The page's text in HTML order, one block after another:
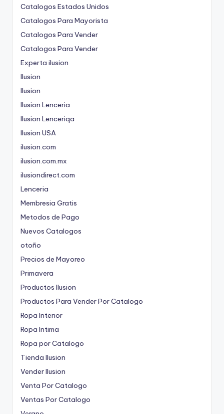
Catalogos Estados Unidos
Catalogos Para Mayorista
Catalogos Para Vender
Catalogos Para Vender
Experta ilusion
Ilusion
Ilusion
Ilusion Lenceria
Ilusion Lenceriqa
Ilusion USA
ilusion.com
ilusion.com.mx
ilusiondirect.com
Lenceria
Membresia Gratis
Metodos de Pago
Nuevos Catalogos
otoño
Precios de Mayoreo
Primavera
Productos Ilusion
Productos Para Vender Por Catalogo
Ropa Interior
Ropa Intima
Ropa por Catalogo
Tienda Ilusion
Vender Ilusion
Venta Por Catalogo
Ventas Por Catalogo